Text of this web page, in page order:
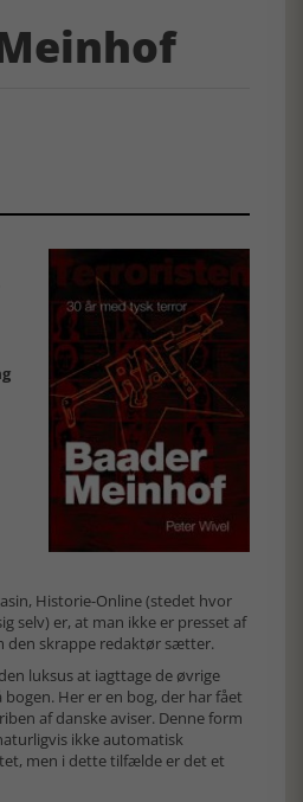
Historie-Online (stedet hvor
selv) er, at man ikke er presset af
den skrappe redaktør sætter.
luksus at iagttage de øvrige
Her er en bog, der har fået
af danske aviser. Denne form
ikke automatisk
men i dette tilfælde er det et